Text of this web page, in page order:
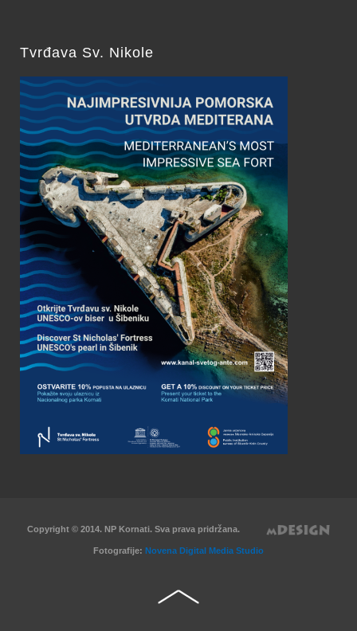
Tvrđava Sv. Nikole
Copyright © 2014. NP Kornati. Sva prava pridržana.
Fotografije: Novena Digital Media Studio